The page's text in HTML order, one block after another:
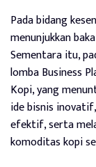
Pada bidang
menunjukkan
Sementara itu,
lomba Business
Kopi, yang
ide bisnis
efektif, serta
komoditas kopi